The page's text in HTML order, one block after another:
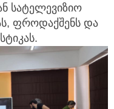
სატელევიზიო
ფროდაქშენს და